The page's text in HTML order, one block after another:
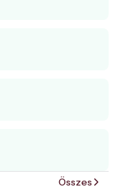
Összes